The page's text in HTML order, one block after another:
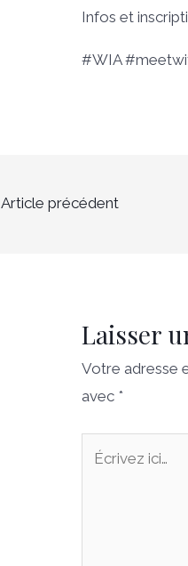
Infos et
#WIA
Article précédent
Laisser
Votre adresse
avec *
Écrivez